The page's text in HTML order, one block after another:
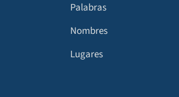
Palabras
Nombres
Lugares